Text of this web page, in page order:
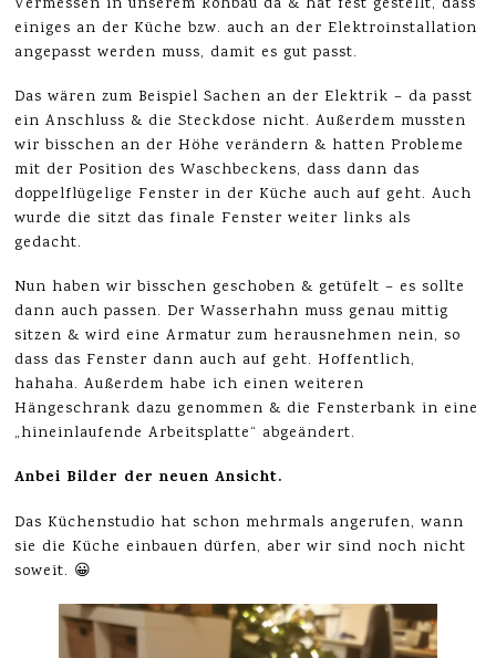
einiges an der Küche bzw. auch an der Elektroinstallation
angepasst werden muss, damit es gut passt.
Das wären zum Beispiel Sachen an der Elektrik – da passt
ein Anschluss & die Steckdose nicht. Außerdem mussten
wir bisschen an der Höhe verändern & hatten Probleme
mit der Position des Waschbeckens, dass dann das
doppelflügelige Fenster in der Küche auch auf geht. Auch
wurde die sitzt das finale Fenster weiter links als
gedacht.
Nun haben wir bisschen geschoben & getüfelt – es sollte
dann auch passen. Der Wasserhahn muss genau mittig
sitzen & wird eine Armatur zum herausnehmen nein, so
dass das Fenster dann auch auf geht. Hoffentlich,
hahaha. Außerdem habe ich einen weiteren
Hängeschrank dazu genommen & die Fensterbank in eine
„hineinlaufende Arbeitsplatte“ abgeändert.
Anbei Bilder der neuen Ansicht.
Das Küchenstudio hat schon mehrmals angerufen, wann
sie die Küche einbauen dürfen, aber wir sind noch nicht
soweit. 😀